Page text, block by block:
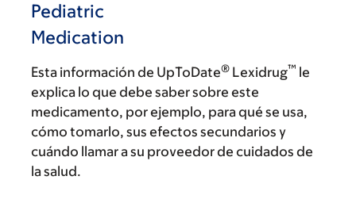
Pediatric
Medication
Esta información de UpToDate® Lexidrug™ le
explica lo que debe saber sobre este
medicamento, por ejemplo, para qué se usa,
cómo tomarlo, sus efectos secundarios y
cuándo llamar a su proveedor de cuidados de
la salud.